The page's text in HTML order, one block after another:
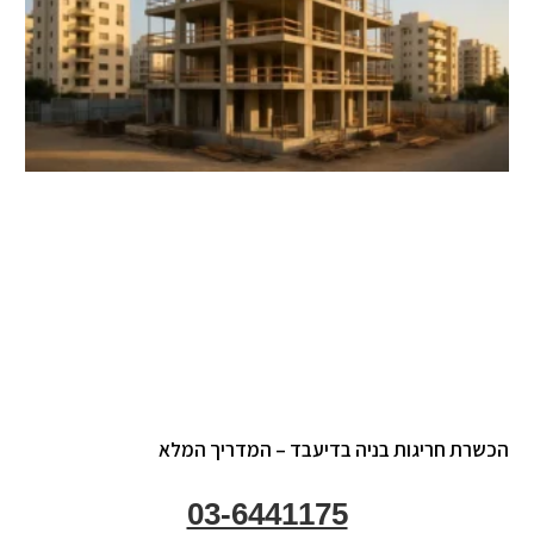
הכשרת חריגות בניה בדיעבד – המדריך המלא
03-6441175